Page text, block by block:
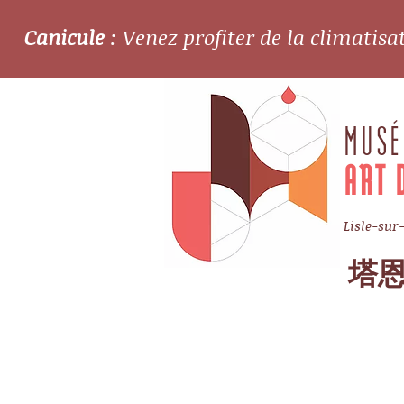
Canicule : Venez profiter de la
Lisle-
ART
塔